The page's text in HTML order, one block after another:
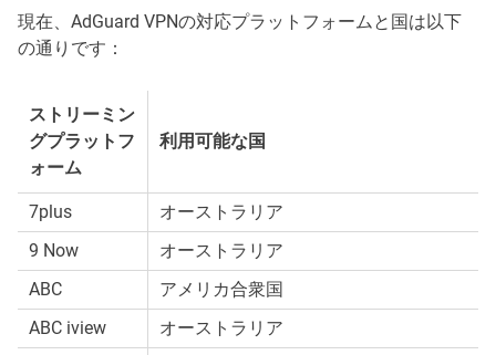
現在、AdGuard VPNの対応プラットフォームと国は以下
の通りです：
ストリーミン
グプラットフ
ォーム
利用可能な国
7plus
オーストラリア
9 Now
オーストラリア
ABC
アメリカ合衆国
ABC iview
オーストラリア